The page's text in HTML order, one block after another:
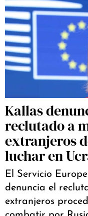
Kallas
reclutado a
extranjeros
luchar en
El Servicio
denuncia el
extranjeros